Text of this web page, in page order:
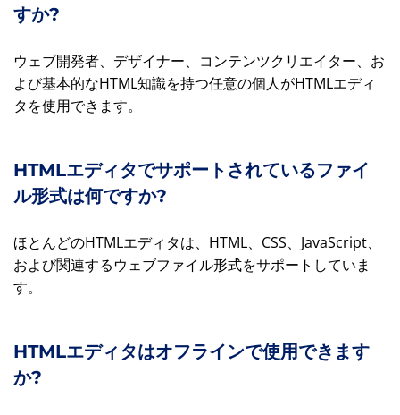
すか?
ウェブ開発者、デザイナー、コンテンツクリエイター、お
よび基本的なHTML知識を持つ任意の個人がHTMLエディ
タを使用できます。
HTMLエディタでサポートされているファイ
ル形式は何ですか?
ほとんどのHTMLエディタは、HTML、CSS、JavaScript、
および関連するウェブファイル形式をサポートしていま
す。
HTMLエディタはオフラインで使用できます
か?